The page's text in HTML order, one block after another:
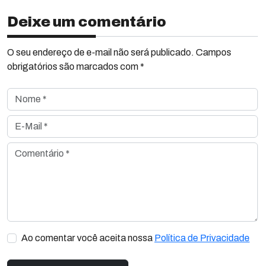
Deixe um comentário
O seu endereço de e-mail não será publicado. Campos
obrigatórios são marcados com *
Nome *
E-Mail *
Comentário *
Ao comentar você aceita nossa Política de Privacidade